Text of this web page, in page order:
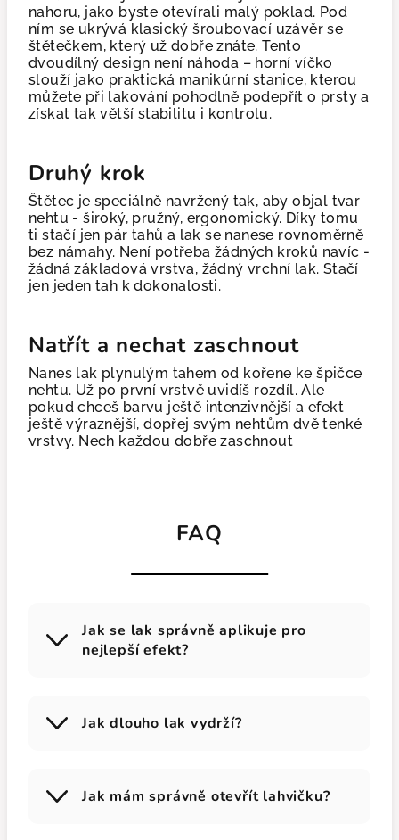
nahoru, jako byste otevírali malý poklad. Pod
ním se ukrývá klasický šroubovací uzávěr se
štětečkem, který už dobře znáte. Tento
dvoudílný design není náhoda – horní víčko
slouží jako praktická manikúrní stanice, kterou
můžete při lakování pohodlně podepřít o prsty a
získat tak větší stabilitu i kontrolu.
Druhý krok
Štětec je speciálně navržený tak, aby objal tvar
nehtu - široký, pružný, ergonomický. Díky tomu
ti stačí jen pár tahů a lak se nanese rovnoměrně
bez námahy. Není potřeba žádných kroků navíc -
žádná základová vrstva, žádný vrchní lak. Stačí
jen jeden tah k dokonalosti.
Natřít a nechat zaschnout
Nanes lak plynulým tahem od kořene ke špičce
nehtu. Už po první vrstvě uvidíš rozdíl. Ale
pokud chceš barvu ještě intenzivnější a efekt
ještě výraznější, dopřej svým nehtům dvě tenké
vrstvy. Nech každou dobře zaschnout
FAQ
Jak se lak správně aplikuje pro
nejlepší efekt?
Jak dlouho lak vydrží?
Jak mám správně otevřít lahvičku?